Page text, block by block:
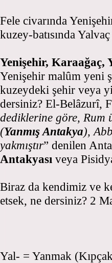
Fele civarında
kuzey-batısında
Yenişehir, Karaağaç,
Yenişehir malûm yeni
kuzeydeki şehir veya
dersiniz? El-Belâzurî,
dediklerine göre, Rum
(Yanmış Antakya),
yakmıştır” denilen
Antakyası veya
Biraz da kendimiz ve
etsek, ne dersiniz? 2
Yal- = Yanmak